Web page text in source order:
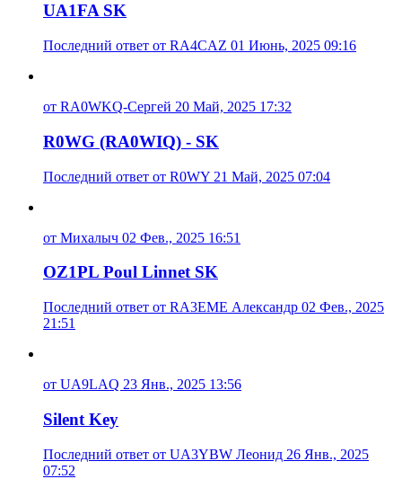
UA1FA SK
Последний ответ от RA4CAZ 01 Июнь, 2025 09:16
от RA0WKQ-Сергей 20 Май, 2025 17:32
R0WG (RA0WIQ) - SK
Последний ответ от R0WY 21 Май, 2025 07:04
от Михалыч 02 Фев., 2025 16:51
OZ1PL Poul Linnet SK
Последний ответ от RA3EME Александр 02 Фев., 2025
21:51
от UA9LAQ 23 Янв., 2025 13:56
Silent Key
Последний ответ от UA3YBW Леонид 26 Янв., 2025
07:52